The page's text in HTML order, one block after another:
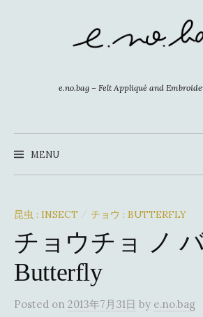
ッ
プ
e.no.bag – Felt Appliqué and
MENU
昆虫 : INSECT / チョウ : BUTTERFLY
チョウチョ ノ
Butterfly
Posted on 2013年7月31日 by e.no.bag